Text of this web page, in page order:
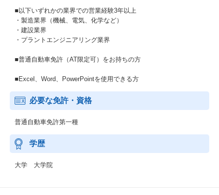
■以下いずれかの業界での営業経験3年以上
・製造業界（機械、電気、化学など）
・建設業界
・プラントエンジニアリング業界
■普通自動車免許（AT限定可）をお持ちの方
■Excel、Word、PowerPointを使用できる方
必要な免許・資格
普通自動車免許第一種
学歴
大学 大学院